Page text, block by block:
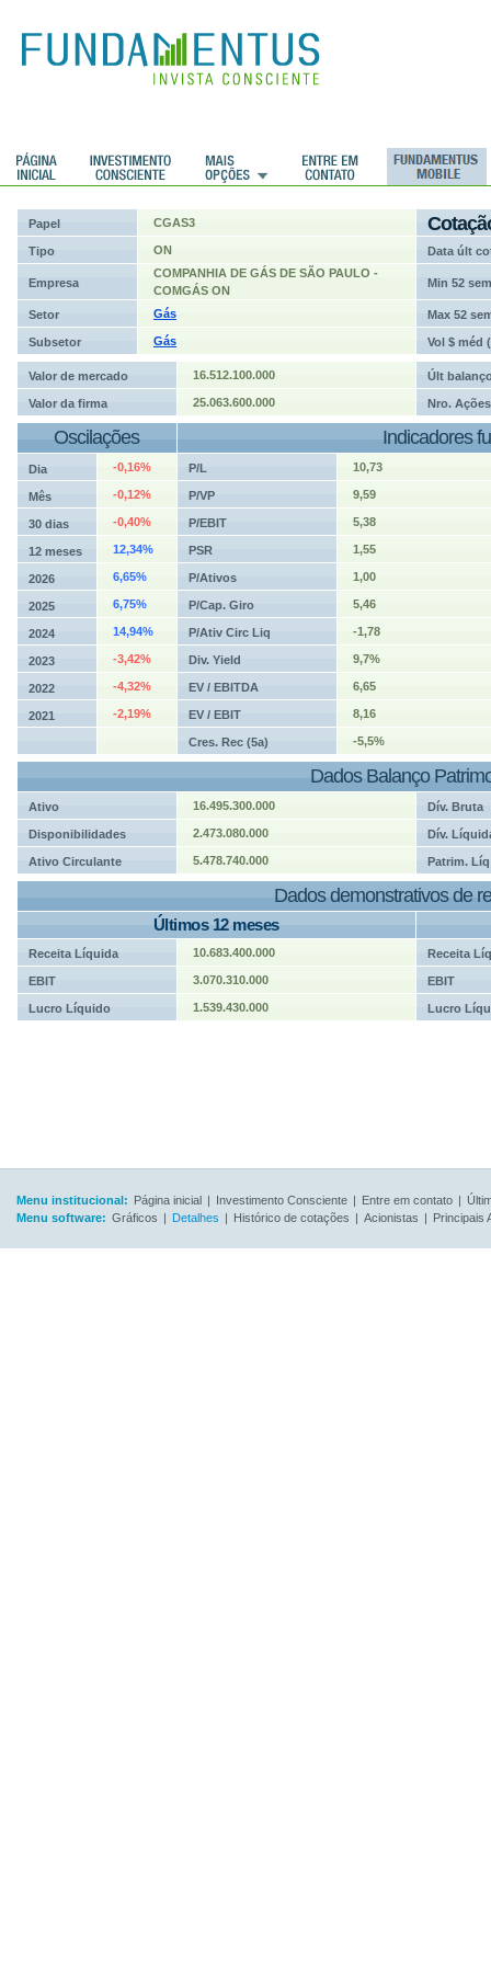
Papel CGAS3
Tipo ON Data últ
Empresa
COMPANHIA DE GÁS DE SÃO PAULO -
COMGÁS ON
Min 52 sem
Setor Gás Max 52
Subsetor Gás Vol $ méd
Valor de mercado 16.512.100.000 Últ
Valor da firma 25.063.600.000 Nro. Ações
Oscilações Indicadores
Dia -0,16% P/L 10,73
Mês -0,12% P/VP 9,59
30 dias -0,40% P/EBIT 5,38
12 meses 12,34% PSR 1,55
2026 6,65% P/Ativos 1,00
2025 6,75% P/Cap. Giro 5,46
2024 14,94% P/Ativ Circ Liq -1,78
2023 -3,42% Div. Yield 9,7%
2022 -4,32% EV / EBITDA 6,65
2021 -2,19% EV / EBIT 8,16
Cres. Rec (5a) -5,5%
Dados Balanço
Ativo 16.495.300.000 Dív. Bruta
Disponibilidades 2.473.080.000 Dív.
Ativo Circulante 5.478.740.000 Patrim. Líq
Dados demonstrativos de
Últimos 12 meses
Receita Líquida 10.683.400.000 Receita
EBIT 3.070.310.000 EBIT
Lucro Líquido 1.539.430.000 Lucro
Menu institucional: Página inicial | Investimento Consciente | Entre em contato |
Menu software: Gráficos | Detalhes | Histórico de cotações | Acionistas | Principais